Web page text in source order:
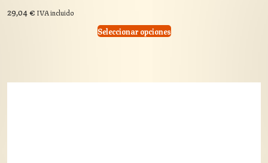
29,04€ IVA incluido
Seleccionar opciones